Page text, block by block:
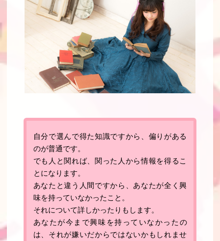
自分で選んで得た知識ですから、偏りがある
のが普通です。
でも人と関れば、関った人から情報を得るこ
とになります。
あなたと違う人間ですから、あなたが全く興
味を持っていなかったこと。
それについて詳しかったりもします。
あなたが今まで興味を持っていなかったの
は、それが嫌いだからではないかもしれませ